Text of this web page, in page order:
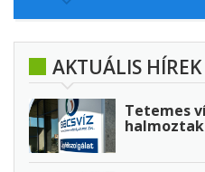
AKTUÁLIS HÍREK
Tetemes